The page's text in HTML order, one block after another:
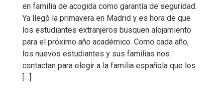
en familia de acogida como garantía de seguridad.
Ya llegó la primavera en Madrid y es hora de que
los estudiantes extranjeros busquen alojamiento
para el próximo año académico. Como cada año,
los nuevos estudiantes y sus familias nos
contactan para elegir a la familia española que los
[…]